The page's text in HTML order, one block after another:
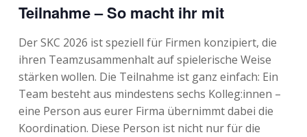
Teilnahme – So macht ihr mit
Der SKC 2026 ist speziell für Firmen konzipiert, die
ihren Teamzusammenhalt auf spielerische Weise
stärken wollen. Die Teilnahme ist ganz einfach: Ein
Team besteht aus mindestens sechs Kolleg:innen –
eine Person aus eurer Firma übernimmt dabei die
Koordination. Diese Person ist nicht nur für die